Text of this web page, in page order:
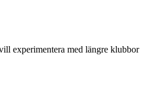
experimentera med längre klubbor